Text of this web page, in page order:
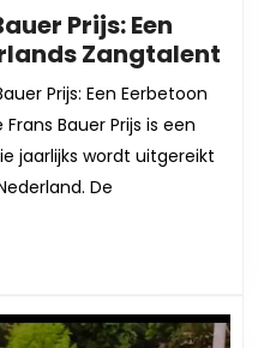
Prijs: Een
Zangtalent
Prijs: Een Eerbetoon
Bauer Prijs is een
jaarlijks wordt uitgereikt
De